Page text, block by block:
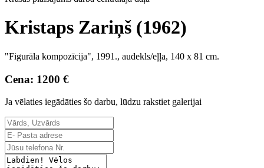
Kristaps Zariņš (1962)
"Figurāla kompozīcija", 1991., audekls/eļļa, 140 x 81 cm.
Cena: 1200 €
Ja vēlaties iegādāties šo darbu, lūdzu rakstiet galerijai